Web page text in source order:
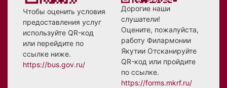
Чтобы оценить условия
предоставления услуг
используйте QR-код
или перейдите по
ссылке ниже.
https://bus.gov.ru/
Дорогие наши
слушатели!
Оцените, пожалуйста,
работу Филармонии
Якутии Отсканируйте
QR-код или пройдите
по ссылке.
https://forms.mkrf.ru/